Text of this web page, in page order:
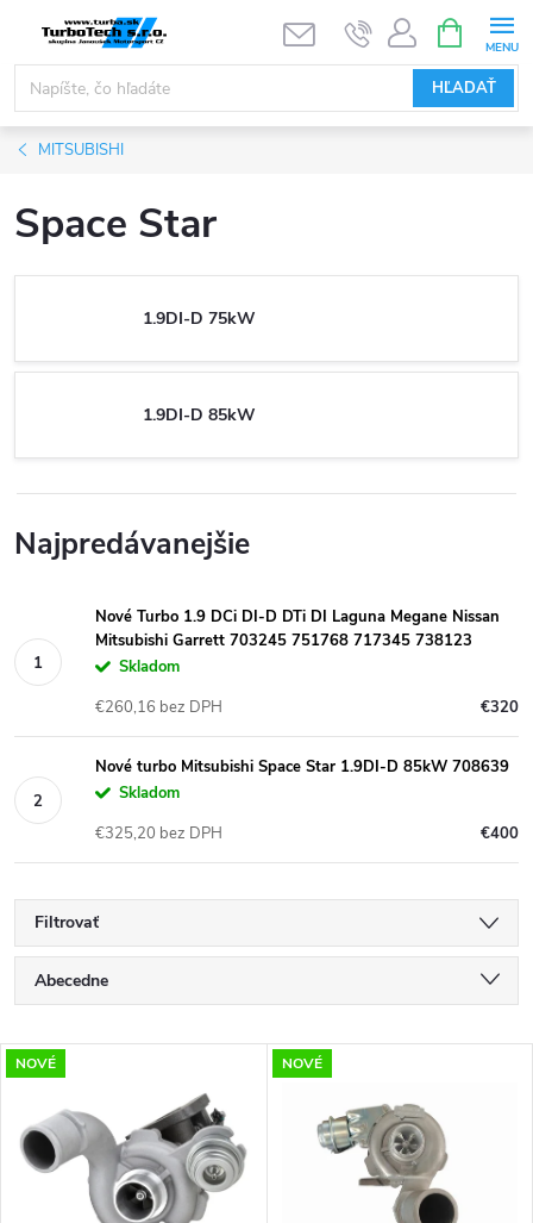
obsah
HĽADAŤ
KOŠÍK
MITSUBISHI
Space Star
1.9DI-D 75kW
1.9DI-D 85kW
Najpredávanejšie
Nové Turbo 1.9 DCi DI-D DTi DI Laguna Megane Nissan
Mitsubishi Garrett 703245 751768 717345 738123
Skladom
€320
€260,16 bez DPH
Nové turbo Mitsubishi Space Star 1.9DI-D 85kW 708639
Skladom
€400
€325,20 bez DPH
Filtrovať
R
a
e
Abecedne
Najdrahšie
Najpredávanejšie
V
ý
p
NOVÉ NOVÉ